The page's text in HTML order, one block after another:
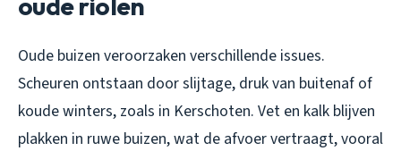
Oude buizen veroorzaken verschillende issues.
Scheuren ontstaan door slijtage, druk van buitenaf of
koude winters, zoals in Kerschoten. Vet en kalk blijven
plakken in ruwe buizen, wat de afvoer vertraagt, vooral